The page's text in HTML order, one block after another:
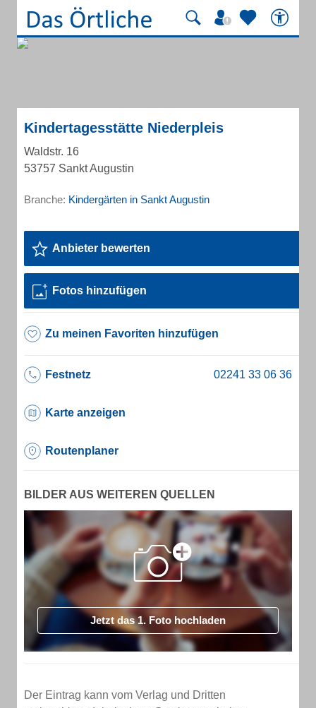
Kindertagesstätte Niederpleis
Waldstr. 16
53757 Sankt Augustin
Branche: Kindergärten in Sankt Augustin
Anbieter bewerten
Fotos hinzufügen
Zu meinen Favoriten hinzufügen
Festnetz
Karte anzeigen
Routenplaner
BILDER AUS WEITEREN QUELLEN
Jetzt das 1. Foto hochladen
Der Eintrag kann vom Verlag und Dritten